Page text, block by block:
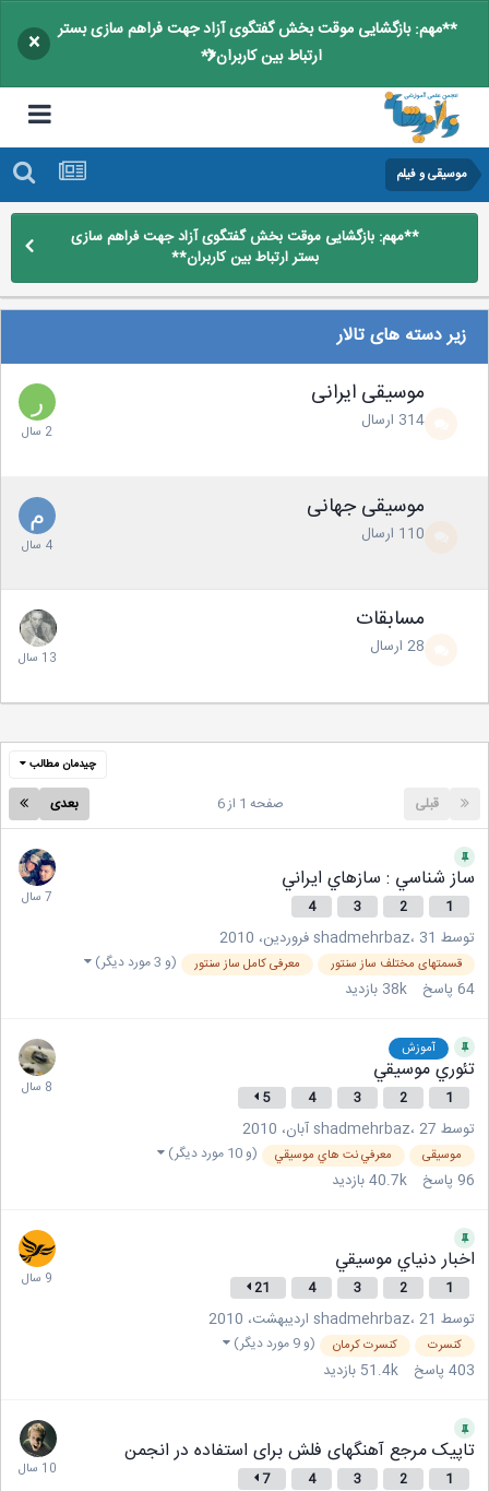
**مهم: بازگشایی موقت بخش گفتگوی آزاد جهت فراهم سازی بستر
ارتباط بین کاربران**
×
موسیقی و فیلم
**مهم: بازگشایی موقت بخش گفتگوی آزاد جهت فراهم سازی
بستر ارتباط بین کاربران**
زیر دسته های تالار
موسیقی ایرانی
314 ارسال
موسیقی جهانی
110 ارسال
مسابقات
28ارسال
چیدمان مطالب
قبلی بعدی صفحه 1 از 6
ساز شناسي : سازهاي ايراني
1
2
3
4
توسط shadmehrbaz ،31 فروردین، 2010
قسمتهای مختلف ساز سنتور معرفی كامل ساز سنتور (و 3 مورد دیگر)
64پاسخ 38k بازدید
آموزش
تئوري موسيقي
1
2
3
4
5
توسط shadmehrbaz ،27 آبان، 2010
موسیقی معرفي نت هاي موسيقي (و 10 مورد دیگر)
96پاسخ 40.7kبازدید
اخبار دنياي موسيقي
1
2
3
4
21
توسط shadmehrbaz ،21 اردیبهشت، 2010
كنسرت كنسرت كرمان (و 9 مورد دیگر)
403پاسخ 51.4k بازدید
تاپیک مرجع آهنگهای فلش برای استفاده در انجمن
1
2
3
4
7